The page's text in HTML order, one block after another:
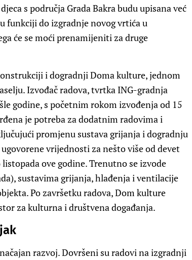
s područja Grada Bakra budu upisana već
funkciji do izgradnje novog vrtića u
će se moći prenamijeniti za druge
i dogradnji Doma kulture, jednom
Izvođač radova, tvrtka ING-gradnja
godine, s početnim rokom izvođenja od 15
je potreba za dodatnim radovima i
promjenu sustava grijanja i dogradnju
vrijednosti za nešto više od devet
ove godine. Trenutno se izvode
sustavima grijanja, hlađenja i ventilacije
Po završetku radova, Dom kulture
za kulturna i društvena događanja.
razvoj. Dovršeni su radovi na izgradnji